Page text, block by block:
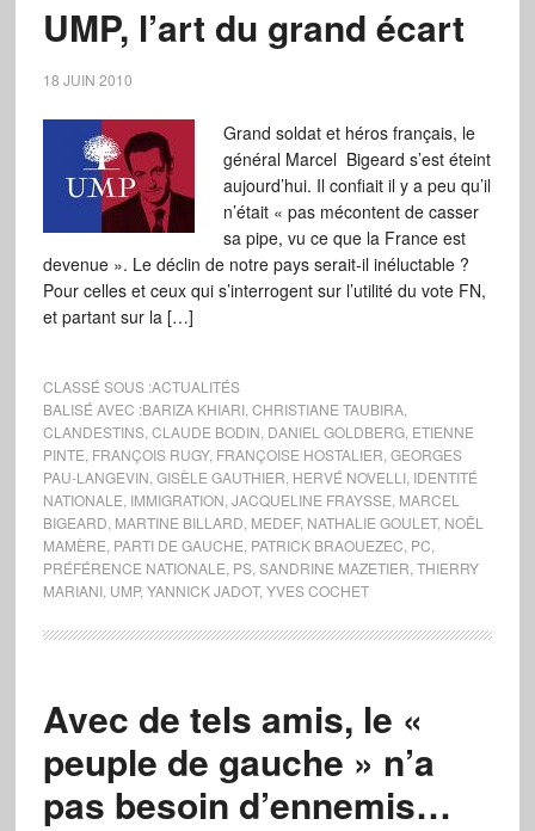
UMP, l’art du grand écart
18 JUIN 2010
Grand soldat et héros français, le
général Marcel Bigeard s’est éteint
aujourd’hui. Il confiait il y a peu qu’il
n’était « pas mécontent de casser
sa pipe, vu ce que la France est
devenue ». Le déclin de notre pays serait-il inéluctable ?
Pour celles et ceux qui s’interrogent sur l’utilité du vote FN,
et partant sur la […]
CLASSÉ SOUS :ACTUALITÉS
BALISÉ AVEC :BARIZA KHIARI, CHRISTIANE TAUBIRA,
CLANDESTINS, CLAUDE BODIN DANIEL GOLDBERG, ETIENNE
PINTE FRANÇOIS RUGY, FRANÇOISE HOSTALIER GEORGES
PAU-LANGEVIN GISÈLE GAUTHIER HERVÉ NOVELLI, IDENTITÉ
NATIONALE IMMIGRATION JACQUELINE FRAYSSE MARCEL
BIGEARD MARTINE BILLARD MEDEF, NATHALIE GOULET, NOËL
MAMÈRE PARTI DE GAUCHE PATRICK BRAOUEZEC PC
PRÉFÉRENCE NATIONALE PS, SANDRINE MAZETIER THIERRY
MARIANI, UMP, YANNICK JADOT, YVES COCHET
Avec de tels amis, le «
peuple de gauche » n’a
pas besoin d’ennemis…